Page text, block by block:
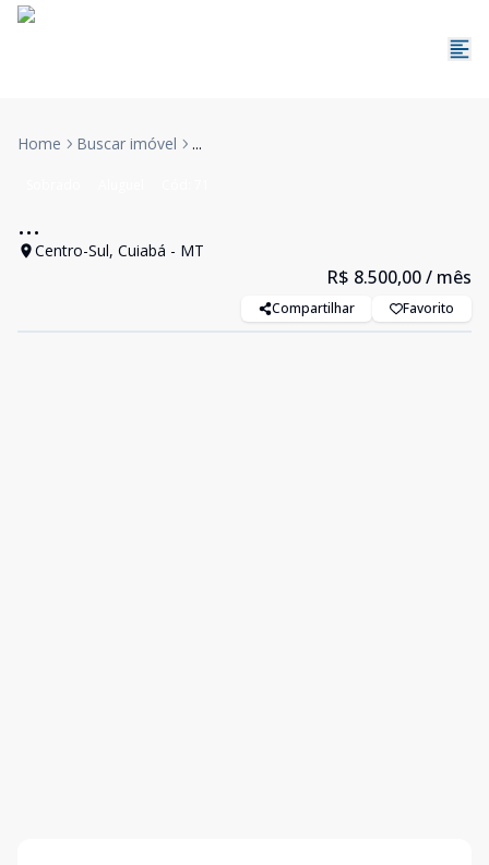
Home Buscar imóvel ...
...
Centro-Sul, Cuiabá - MT
R$ 8.500,00/ mês
Compartilhar Favorito